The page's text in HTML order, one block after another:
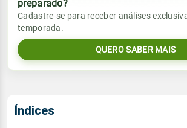
52%92%
Rajada de vento
Sol
06:34h às 17:53h
Lua
Chuva
0.0mm
Vento
ENE -
Rajada de vento
Sol
preparado?
Cadastre-se para receber análises
temporada.
QUERO SABER MAIS
Índices